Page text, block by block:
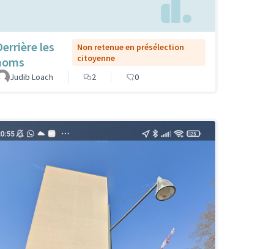
les
Non retenue en présélection
citoyenne
Judib Loach
2 0